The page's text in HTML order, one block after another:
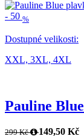
- 50 %
Dostupné velikosti:
XXL, 3XL, 4XL
Pauline
299 Kč
149,50 Kč